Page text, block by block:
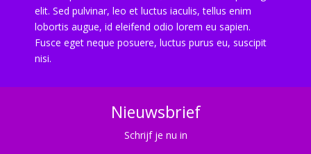
elit. Sed pulvinar, leo et luctus iaculis, tellus enim
lobortis augue, id eleifend odio lorem eu sapien.
Fusce eget neque posuere, luctus purus eu, suscipit
nisi.
Nieuwsbrief
Schrijf je nu in